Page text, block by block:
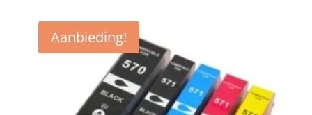
Aanbieding!